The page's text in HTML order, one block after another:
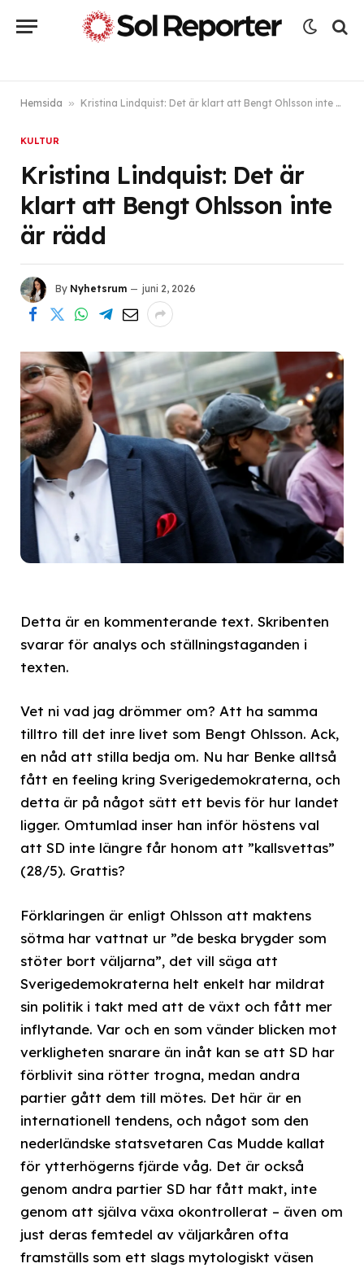
Hemsida » Kristina Lindquist: Det är klart att Bengt Ohlsson inte är rädd
KULTUR
Kristina Lindquist: Det är
klart att Bengt Ohlsson inte
är rädd
By Nyhetsrum juni 2, 2026
Detta är en kommenterande text. Skribenten
svarar för analys och ställningstaganden i
texten.
Vet ni vad jag drömmer om? Att ha samma
tilltro till det inre livet som Bengt Ohlsson. Ack,
en nåd att stilla bedja om. Nu har Benke alltså
fått en feeling kring Sverigedemokraterna, och
detta är på något sätt ett bevis för hur landet
ligger. Omtumlad inser han inför höstens val
att SD inte längre får honom att ”kallsvettas”
(28/5). Grattis?
Förklaringen är enligt Ohlsson att maktens
sötma har vattnat ur ”de beska brygder som
stöter bort väljarna”, det vill säga att
Sverigedemokraterna helt enkelt har mildrat
sin politik i takt med att de växt och fått mer
inflytande. Var och en som vänder blicken mot
verkligheten snarare än inåt kan se att SD har
förblivit sina rötter trogna, medan andra
partier gått dem till mötes. Det här är en
internationell tendens, och något som den
nederländske statsvetaren Cas Mudde kallat
för ytterhögerns fjärde våg. Det är också
genom andra partier SD har fått makt, inte
genom att själva växa okontrollerat – även om
just deras femtedel av väljarkåren ofta
framställs som ett slags mytologiskt väsen